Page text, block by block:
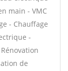
main - VMC
- Chauffage
-
de